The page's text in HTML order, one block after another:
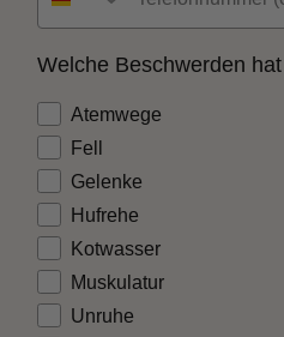
Welche Beschwerden
Beschwerden
Atemwege
Fell
Gelenke
Hufrehe
Kotwasser
Muskulatur
Unruhe